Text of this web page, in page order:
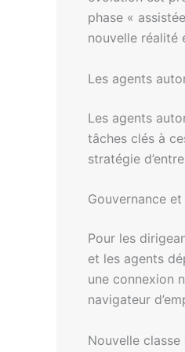
phase «
nouvelle réalité
Les agents
Les agents
tâches clés à
stratégie
Gouvernance
Pour les
et les agents
une connexion
navigateur
Nouvelle classe